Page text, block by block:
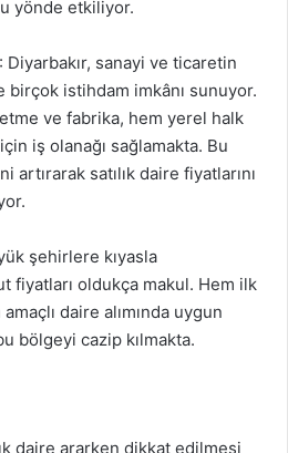
yönde etkiliyor.
: Diyarbakır, sanayi ve ticaretin
istihdam imkânı sunuyor.
ve fabrika, hem yerel halk
iş olanağı sağlamakta. Bu
artırarak satılık daire fiyatlarını
şehirlere kıyasla
fiyatları oldukça makul. Hem ilk
amaçlı daire alımında uygun
bölgeyi cazip kılmakta.
daire ararken dikkat edilmesi